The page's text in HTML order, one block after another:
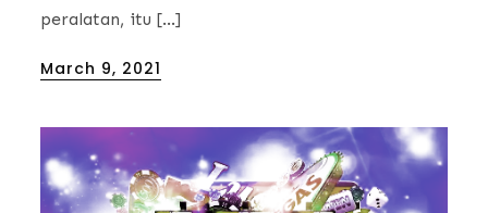
peralatan, itu […]
Posted
March 9, 2021